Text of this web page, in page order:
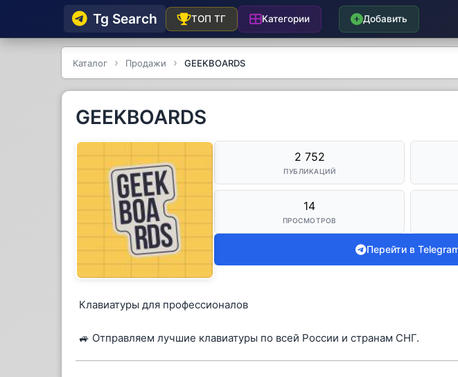
Tg Searсh ТОП ТГ Категории Добавить
Каталог Продажи GEEKBOARDS
GEEKBOARDS
2 752
ПУБЛИКАЦИЙ
14
ПРОСМОТРОВ
Перейти в
Клавиатуры для профессионалов
🚙 Отправляем лучшие клавиатуры по всей России и странам СНГ.